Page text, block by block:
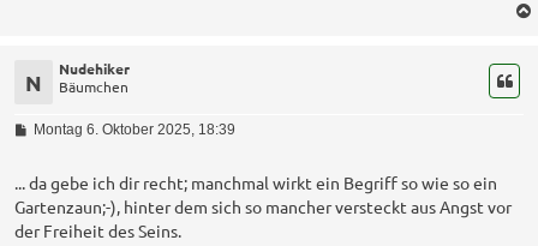
N
Nudehiker
Bäumchen
B
t
a
g
Montag 6. Oktober 2025, 18:39
... da gebe ich dir recht; manchmal wirkt ein Begriff so wie so ein
Gartenzaun;-), hinter dem sich so mancher versteckt aus Angst vor
der Freiheit des Seins.